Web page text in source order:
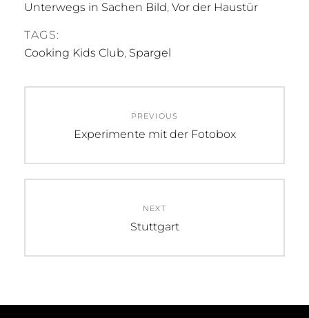
Unterwegs in Sachen Bild, Vor der Haustür
TAGS:
Cooking Kids Club, Spargel
PREVIOUS
Previous
Experimente mit der Fotobox
NEXT
Next
Stuttgart